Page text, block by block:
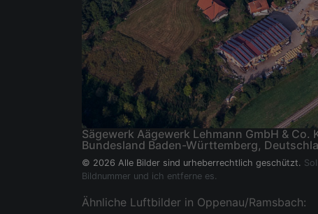
Sägewerk Aägewerk Lehmann GmbH &
Bundesland Baden-Württemberg,
© 2026 Alle Bilder sind urheberrechtlich geschützt.
Bildnummer und ich entferne es.
Ähnliche Luftbilder in Oppenau/Ramsbach: